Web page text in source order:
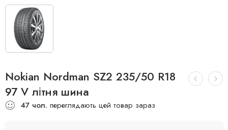
Nokian Nordman SZ2 235/50 R18
97 V літня шина
47 чол. переглядають цей товар зараз